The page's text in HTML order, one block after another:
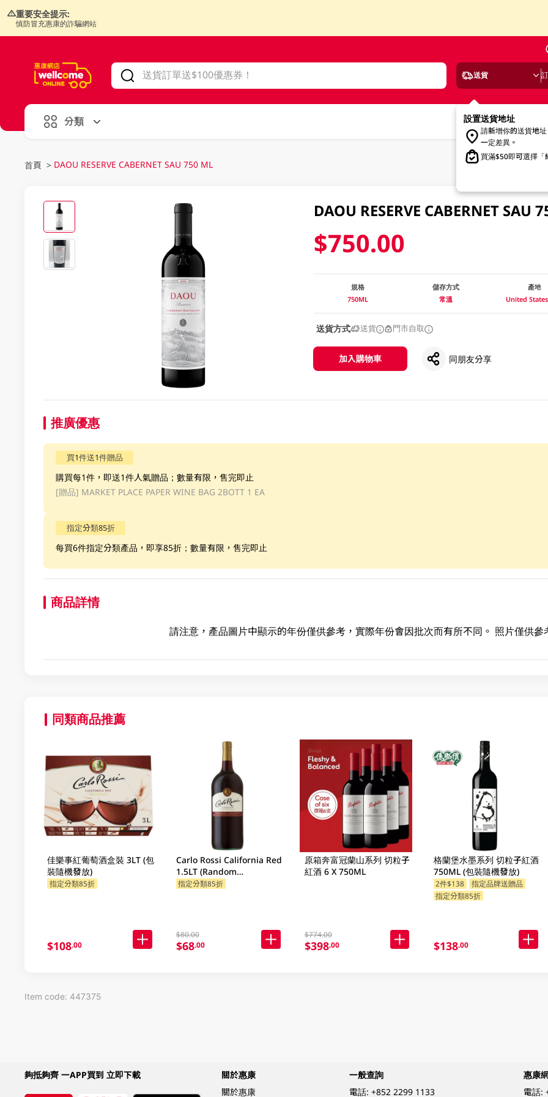
重要安全提示:
慎防冒充惠康的詐騙網站
送貨
設置送貨地址
請新增你的送貨地
一定差異。
買滿$50即可選擇「
分類
首頁 > DAOU RESERVE CABERNET SAU 750 ML
DAOU RESERVE CABERNET SAU
$750.00
規格
750ML
儲存方式
常溫
產地
United
送貨方式 送貨 門市自取
加入購物車 同朋友分享
推廣優惠
買1件送1件贈品
購買每1件，即送1件人氣贈品；數量有限，售完即止
[贈品] MARKET PLACE PAPER WINE BAG 2BOTT 1 EA
指定分類85折
每買6件指定分類產品，即享85折；數量有限，售完即止
商品詳情
請注意，產品圖片中顯示的年份僅供參考，實際年份會因批次而有所不同。 照片僅供參
同類商品推薦
佳樂事紅葡萄酒盒裝 3LT (包
裝隨機發放)
指定分類85折
$108.00
Carlo Rossi California Red
1.5LT (Random
Packaging)
指定分類85折
$80.00
$68.00
原箱奔富冠蘭山系列 切粒子
紅酒 6 X 750ML
$774.00
$398.00
格蘭堡水墨系列 切粒子紅酒
750ML (包裝隨機發放)
2件$138
指定品牌送贈品
指定分類85折
$138.00
Item code: 447375
夠抵夠齊 一APP買到 立即下載
關於惠康
關於惠康
一般查詢
電話: +852 2299 1133
惠康
電話: